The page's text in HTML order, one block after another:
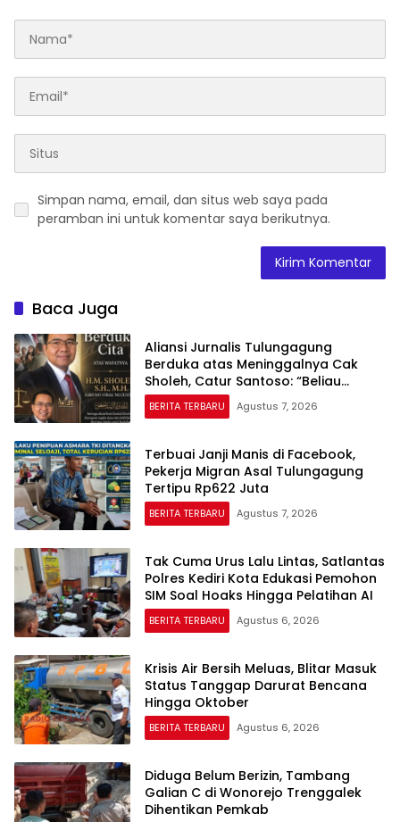
Simpan nama, email, dan situs web saya pada
peramban ini untuk komentar saya berikutnya.
Baca Juga
Aliansi Jurnalis Tulungagung
Berduka atas Meninggalnya Cak
Sholeh, Catur Santoso: “Beliau
Pejuang Keadilan yang Vokal”
BERITA TERBARU Agustus 7, 2026
Terbuai Janji Manis di Facebook,
Pekerja Migran Asal Tulungagung
Tertipu Rp622 Juta
BERITA TERBARU Agustus 7, 2026
Tak Cuma Urus Lalu Lintas, Satlantas
Polres Kediri Kota Edukasi Pemohon
SIM Soal Hoaks Hingga Pelatihan AI
BERITA TERBARU Agustus 6, 2026
Krisis Air Bersih Meluas, Blitar Masuk
Status Tanggap Darurat Bencana
Hingga Oktober
BERITA TERBARU Agustus 6, 2026
Diduga Belum Berizin, Tambang
Galian C di Wonorejo Trenggalek
Dihentikan Pemkab